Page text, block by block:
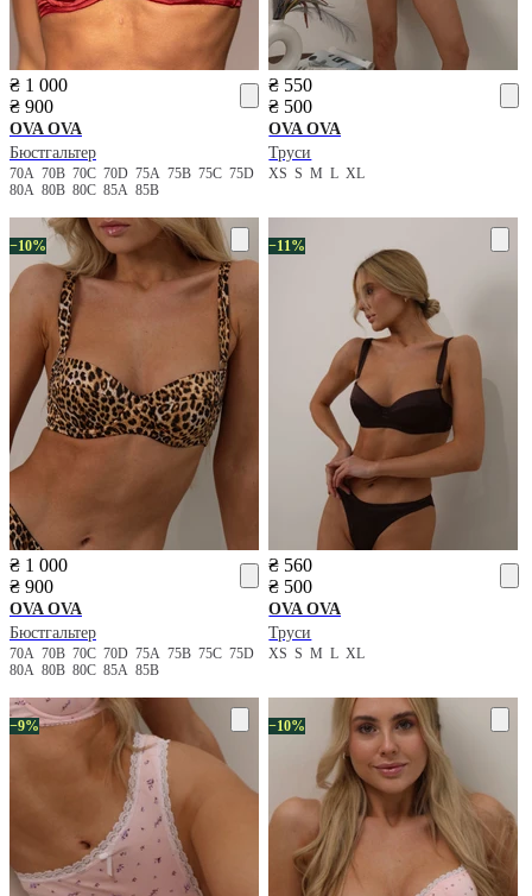
₴ 1 000
₴ 900
OVA OVA
Бюстгальтер
70A 70B 70C 70D 75A 75B 75C 75D
80A 80B 80C 85A 85B
₴ 550
₴ 500
OVA OVA
Труси
XSSMLXL
−10%
₴ 1 000
₴ 900
OVA OVA
Бюстгальтер
70A 70B 70C 70D 75A 75B 75C 75D
80A 80B 80C 85A 85B
−11%
₴ 560
₴ 500
OVA OVA
Труси
XSSMLXL
−9% −10%